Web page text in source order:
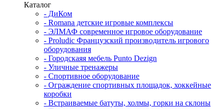
Каталог
- ДиКом
- Romana детские игровые комплексы
- ЭЛМАФ современное игровое оборудование
- Proludic Французский производитель игрового
оборудования
- Городскаяя мебель Punto Dezign
- Уличные тренажеры
- Спортивное оборудование
- Ограждение спортивных площадок, хоккейные
коробки
- Встраиваемые батуты, холмы, горки на склоны